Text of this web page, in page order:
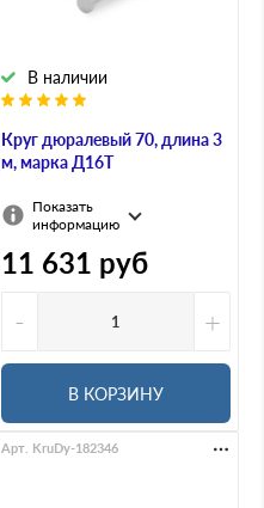
Круг дюралевый 70, длина 3
м, марка Д16Т
В наличии
Показать
информацию
11 631 руб
-
+
В КОРЗИНУ
Арт. KruDy-182346